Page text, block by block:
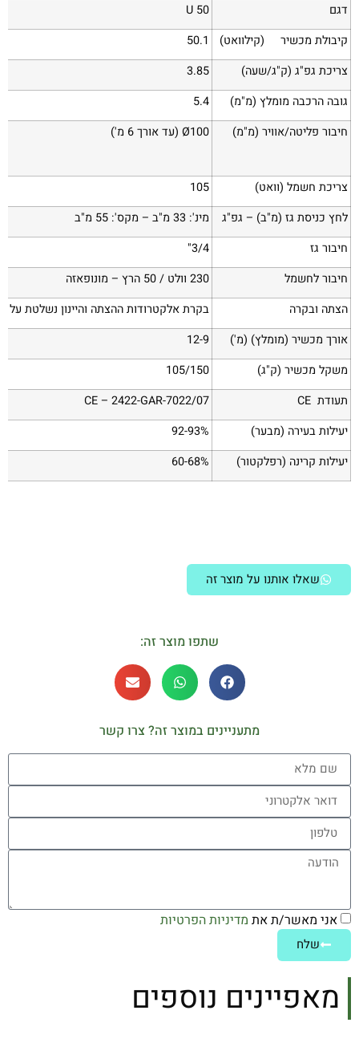
דגם
50 U
קיבולת מכשיר (קילוואט)
50.1
צריכת גפ"ג (ק"ג/שעה)
3.85
גובה הרכבה מומלץ (מ"מ)
5.4
חיבור פליטה/אוויר (מ"מ)
Ø100 (עד אורך 6 מ')
צריכת חשמל (וואט)
105
לחץ כניסת גז (מ"ב) – גפ"ג
מינ': 33 מ"ב – מקס': 55 מ"ב
חיבור גז
3/4"
חיבור לחשמל
230 וולט / 50 הרץ – מונופאזה
הצתה ובקרה
בקרת אלקטרודות ההצתה והיינון נשלטת על
אורך מכשיר (מומלץ) (מ')
12-9
משקל מכשיר (ק"ג)
105/150
תעודת CE
CE – 2422-GAR-7022/07
יעילות בעירה (מבער)
92-93%
יעילות קרינה (רפלקטור)
60-68%
שאלו אותנו על מוצר זה
שתפו מוצר זה:
מתעניינים במוצר זה? צרו קשר
אני מאשר/ת את מדיניות הפרטיות
שלח
מאפיינים נוספים